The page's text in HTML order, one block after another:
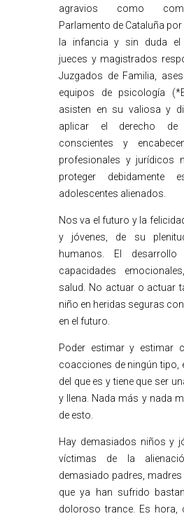
agravios como
Parlamento de Cataluña
la infancia y sin duda el
jueces y magistrados
Juzgados de Familia,
equipos de psicología
asisten en su valiosa y
aplicar el derecho de
conscientes y
profesionales y jurídicos
proteger debidamente
adolescentes alienados.
Nos va el futuro y la
y jóvenes, de su
humanos. El
capacidades
salud. No actuar o actuar
niño en heridas seguras
en el futuro.
Poder estimar y estimar
coacciones de ningún tipo,
del que es y tiene que ser
y llena. Nada más y nada
de esto.
Hay demasiados niños y
víctimas de la
demasiado padres,
que ya han sufrido
doloroso trance. Es hora,